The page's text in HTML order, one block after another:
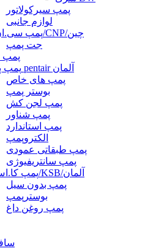
پمپ سیرکولاتور
لوازم جانبی
پمپ سی.ان.پی/CNP/چین
جت پمپ
پمپ
پمپ پنتایر pentair آلمان
پمپ های خاص
بوستر پمپ
پمپ لجن کش
پمپ شناور
پمپ استاندارد
الکتروپمپ
پمپ طبقاتی عمودی
پمپ سانتریفیوژی
پمپ کا.اس.ب/KSB/آلمان
پمپ بدون سیل
بوسترپمپ
پمپ روغن داغ